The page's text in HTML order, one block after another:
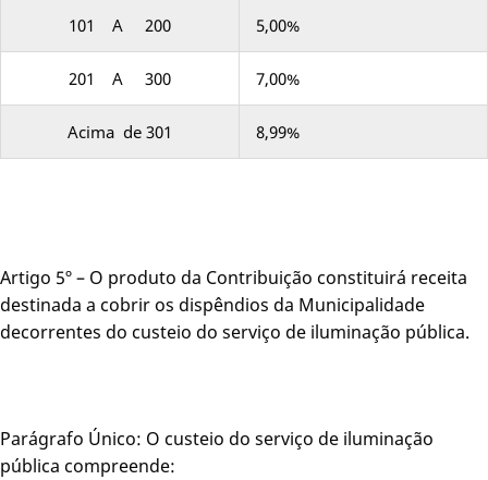
101 A 200 5,00%
201 A 300 7,00%
Acima de 301 8,99%
Artigo 5º – O produto da Contribuição constituirá receita
destinada a cobrir os dispêndios da Municipalidade
decorrentes do custeio do serviço de iluminação pública.
Parágrafo Único: O custeio do serviço de iluminação
pública compreende: